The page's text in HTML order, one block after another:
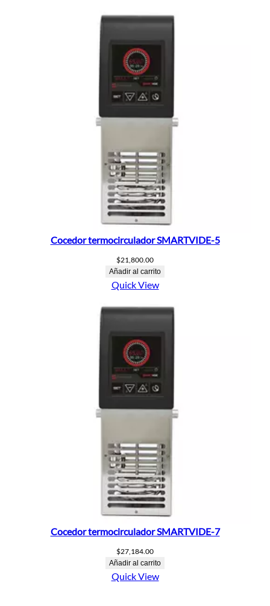
Cocedor termocirculador SMARTVIDE-5
$21,800.00
Añadir al carrito
Quick View
Cocedor termocirculador SMARTVIDE-7
$27,184.00
Añadir al carrito
Quick View